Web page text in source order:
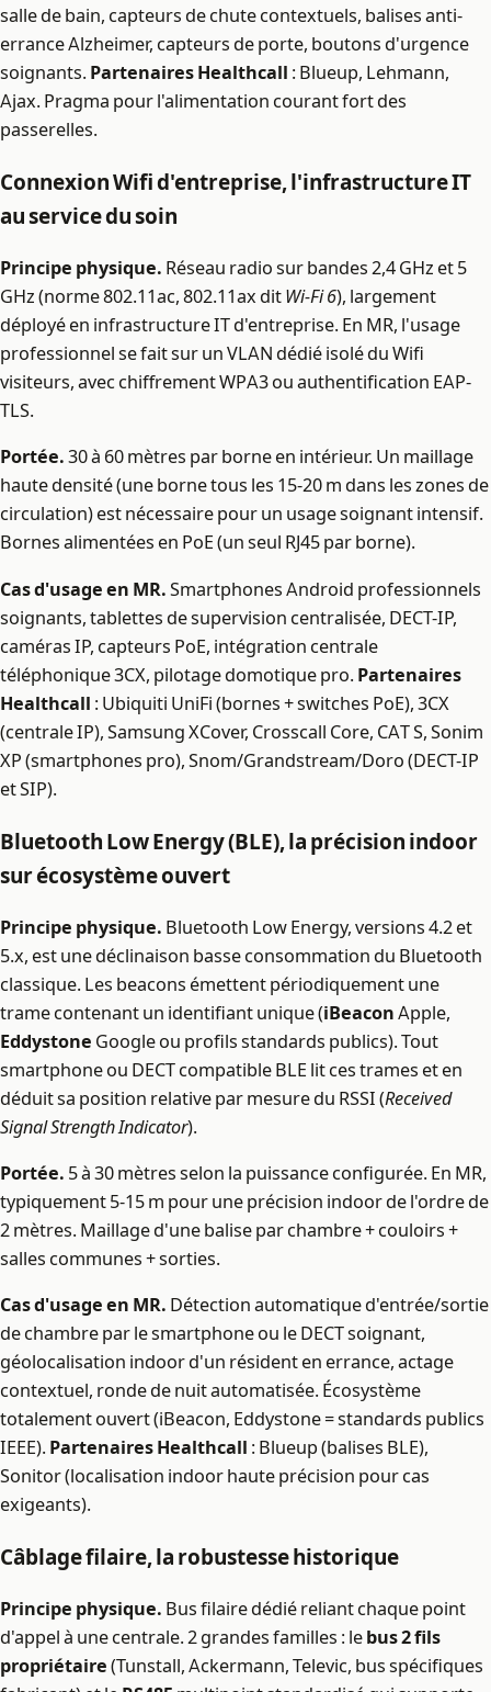
salle de bain, capteurs de chute contextuels, balises anti-
errance Alzheimer, capteurs de porte, boutons d'urgence
soignants. Partenaires Healthcall : Blueup, Lehmann,
Ajax. Pragma pour l'alimentation courant fort des
passerelles.
Connexion Wifi d'entreprise, l'infrastructure IT
au service du soin
Principe physique. Réseau radio sur bandes 2,4 GHz et 5
GHz (norme 802.11ac, 802.11ax ditWi-Fi 6), largement
déployé en infrastructure IT d'entreprise. En MR, l'usage
professionnel se fait sur un VLAN dédié isolé du Wifi
visiteurs, avec chiffrement WPA3 ou authentification EAP-
TLS.
Portée.30 à 60 mètres par borne en intérieur. Un maillage
haute densité (une borne tous les 15-20 m dans les zones de
circulation) est nécessaire pour un usage soignant intensif.
Bornes alimentées en PoE (un seul RJ45 par borne).
Cas d'usage en MR.Smartphones Android professionnels
soignants, tablettes de supervision centralisée, DECT-IP,
caméras IP, capteurs PoE, intégration centrale
téléphonique 3CX, pilotage domotique pro. Partenaires
Healthcall : Ubiquiti UniFi (bornes + switches PoE), 3CX
(centrale IP), Samsung XCover, Crosscall Core, CAT S, Sonim
XP (smartphones pro), Snom/Grandstream/Doro (DECT-IP
et SIP).
Bluetooth Low Energy (BLE), la précision indoor
sur écosystème ouvert
Principe physique. Bluetooth Low Energy, versions 4.2 et
5.x, est une déclinaison basse consommation du Bluetooth
classique. Les beacons émettent périodiquement une
trame contenant un identifiant unique (iBeaconApple,
Eddystone Google ou profils standards publics). Tout
smartphone ou DECT compatible BLE lit ces trames et en
déduit sa position relative par mesure du RSSI (Received
Signal Strength Indicator).
Portée. 5 à 30 mètres selon la puissance configurée. En MR,
typiquement 5-15 m pour une précision indoor de l'ordre de
2 mètres. Maillage d'une balise par chambre + couloirs +
salles communes + sorties.
Cas d'usage en MR. Détection automatique d'entrée/sortie
de chambre par le smartphone ou le DECT soignant,
géolocalisation indoor d'un résident en errance, actage
contextuel, ronde de nuit automatisée. Écosystème
totalement ouvert (iBeacon, Eddystone = standards publics
IEEE). Partenaires Healthcall : Blueup (balises BLE),
Sonitor (localisation indoor haute précision pour cas
exigeants).
Câblage filaire, la robustesse historique
Principe physique. Bus filaire dédié reliant chaque point
d'appel à une centrale. 2 grandes familles : lebus 2 fils
propriétaire(Tunstall, Ackermann, Televic, bus spécifiques